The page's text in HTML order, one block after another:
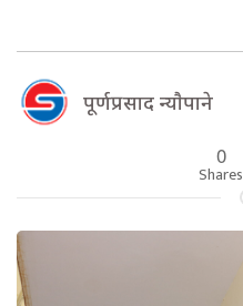
पूर्णप्रसाद न्याैपाने
0
Shares